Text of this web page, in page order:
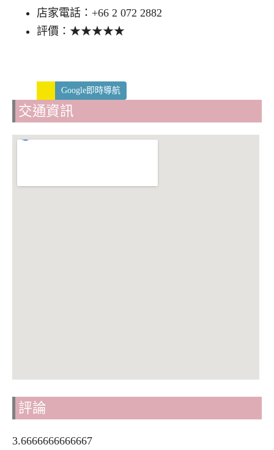
店家電話：+66 2 072 2882
評價：★★★★★
Google即時導航
交通資訊
評論
3.6666666666667